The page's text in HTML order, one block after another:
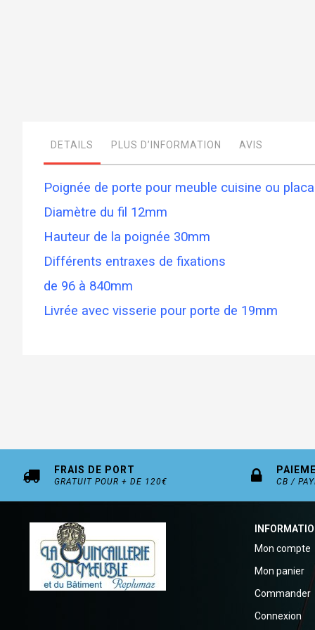
galleryDETAILS
Poignée de porte pour meuble cuisine ou
Diamètre du fil 12mm
Hauteur de la poignée 30mm
Différents entraxes de fixations
de 96 à 840mm
Livrée avec visserie pour porte de 19mm
PLUS D’INFORMATION AVIS
FRAIS DE PORT
GRATUIT POUR + DE 120€ CB /
Mon compte
Mon panier
Commander
Connexion